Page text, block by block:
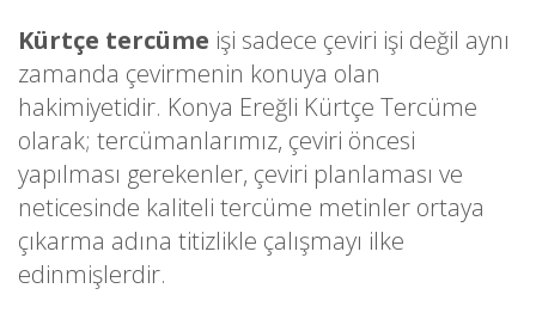
Kürtçe tercüme işi sadece çeviri işi değil aynı
zamanda çevirmenin konuya olan
hakimiyetidir. Konya Ereğli Kürtçe Tercüme
olarak; tercümanlarımız, çeviri öncesi
yapılması gerekenler, çeviri planlaması ve
neticesinde kaliteli tercüme metinler ortaya
çıkarma adına titizlikle çalışmayı ilke
edinmişlerdir.